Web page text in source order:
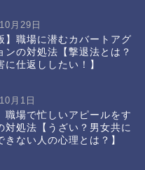
月29日
】職場に潜むカバートアグ
ンの対処法【撃退法とは？
に仕返ししたい！】
月1日
職場で忙しいアピールをす
対処法【うざい？男女共に
きない人の心理とは？】